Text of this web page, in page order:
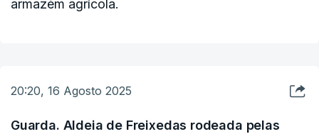
armazém agrícola.
20:20, 16 Agosto 2025
Guarda. Aldeia de Freixedas rodeada pelas